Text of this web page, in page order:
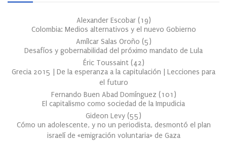
Alexander Escobar (19)
Colombia: Medios alternativos y el nuevo Gobierno
Amílcar Salas Oroño (5)
Desafíos y gobernabilidad del próximo mandato de Lula
Éric Toussaint (42)
Grecia 2015 | De la esperanza a la capitulación | Lecciones para
el futuro
Fernando Buen Abad Domínguez (101 )
El capitalismo como sociedad de la Impudicia
Gideon Levy (55)
Cómo un adolescente, y no un periodista, desmontó el plan
israelí de «emigración voluntaria» de Gaza